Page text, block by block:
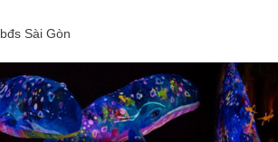
bđs Sài Gòn